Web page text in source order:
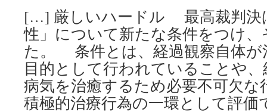
[…] 厳しいハードル 最高裁判決
性」について新たな条件をつけ
た。 条件とは、経過観察自体が
目的として行われていることや
病気を治癒するため必要不可欠
積極的治療行為の一環として評価